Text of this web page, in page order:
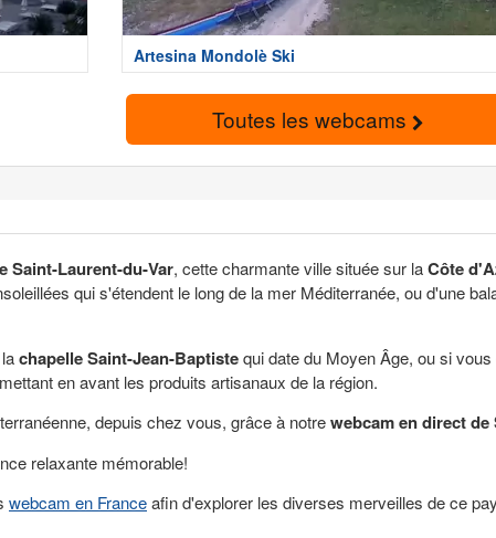
Artesina Mondolè Ski
Toutes les webcams
Saint-Laurent-du-Var, cette charmante ville située sur laCôte
qui s'étendent le long de la mer Méditerranée, ou d'une
chapelle Saint-Jean-Baptistequi date du Moyen Âge, ou si
en avant les produits artisanaux de la région.
depuis chez vous, grâce à notrewebcam en direct
relaxante mémorable!
webcam en Franceafin d'explorer les diverses merveilles de ce